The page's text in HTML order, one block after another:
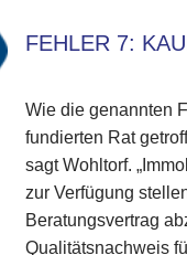
FEHLER 7:
Wie die genannten
fundierten Rat
sagt Wohltorf.
zur Verfügung
Beratungsvertrag
Qualitätsnachweis